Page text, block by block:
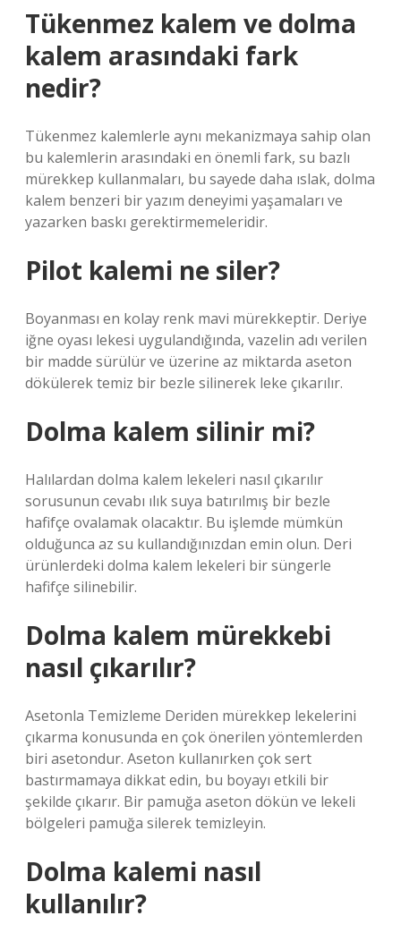
Tükenmez kalem ve dolma
kalem arasındaki fark
nedir?
Tükenmez kalemlerle aynı mekanizmaya sahip olan
bu kalemlerin arasındaki en önemli fark, su bazlı
mürekkep kullanmaları, bu sayede daha ıslak, dolma
kalem benzeri bir yazım deneyimi yaşamaları ve
yazarken baskı gerektirmemeleridir.
Pilot kalemi ne siler?
Boyanması en kolay renk mavi mürekkeptir. Deriye
iğne oyası lekesi uygulandığında, vazelin adı verilen
bir madde sürülür ve üzerine az miktarda aseton
dökülerek temiz bir bezle silinerek leke çıkarılır.
Dolma kalem silinir mi?
Halılardan dolma kalem lekeleri nasıl çıkarılır
sorusunun cevabı ılık suya batırılmış bir bezle
hafifçe ovalamak olacaktır. Bu işlemde mümkün
olduğunca az su kullandığınızdan emin olun. Deri
ürünlerdeki dolma kalem lekeleri bir süngerle
hafifçe silinebilir.
Dolma kalem mürekkebi
nasıl çıkarılır?
Asetonla Temizleme Deriden mürekkep lekelerini
çıkarma konusunda en çok önerilen yöntemlerden
biri asetondur. Aseton kullanırken çok sert
bastırmamaya dikkat edin, bu boyayı etkili bir
şekilde çıkarır. Bir pamuğa aseton dökün ve lekeli
bölgeleri pamuğa silerek temizleyin.
Dolma kalemi nasıl
kullanılır?